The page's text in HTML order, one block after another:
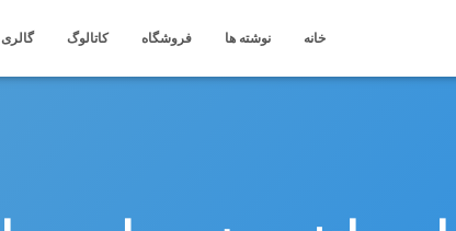
خانه نوشته ها فروشگاه کاتالوگ گالری